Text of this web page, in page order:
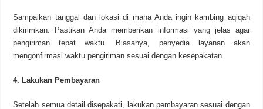
Sampaikan tanggal dan lokasi di mana Anda ingin kambing aqiqah
dikirimkan. Pastikan Anda memberikan informasi yang jelas agar
pengiriman tepat waktu. Biasanya, penyedia layanan akan
mengonfirmasi waktu pengiriman sesuai dengan kesepakatan.
4. Lakukan Pembayaran
Setelah semua detail disepakati, lakukan pembayaran sesuai dengan